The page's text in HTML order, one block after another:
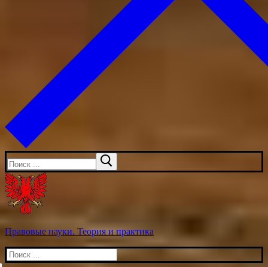
Искать:
Правовые науки. Теория и практика
Искать: